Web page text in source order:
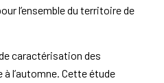
l’ensemble du territoire de
caractérisation des
l’automne. Cette étude